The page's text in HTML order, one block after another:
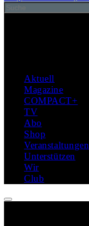
Aktuell
Magazine
COMPACT+
TV
Abo
Shop
Veranstaltungen
Unterstützen
Wir
Club